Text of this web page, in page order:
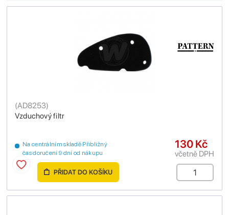
Vzduchový filtr
(AD8253)
Na centrálním skladě Přibližný
čas doručení 9 dní od nákupu
130 Kč
včetně DPH
PŘIDAT DO KOŠÍKU